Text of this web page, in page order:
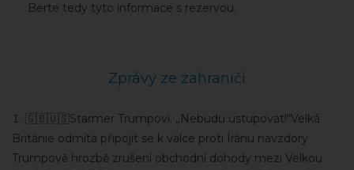
Berte tedy tyto informace s rezervou.
Zprávy ze zahraničí
🇬🇧🇺🇸Starmer Trumpovi: „Nebudu ustupovat!“Velká
Británie odmítá připojit se k válce proti Íránu navzdory
Trumpově hrozbě zrušení obchodní dohody mezi Velkou